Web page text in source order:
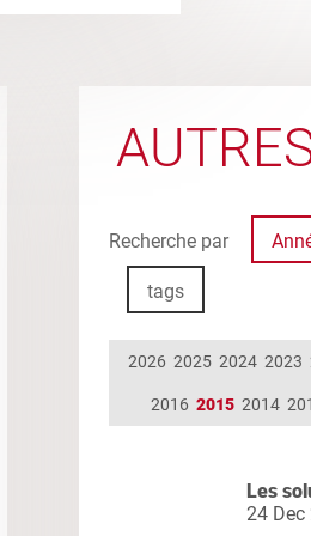
Recherche par
tags
2026 2025 2024 2023
2016 2015 2014
Les
24 Dec